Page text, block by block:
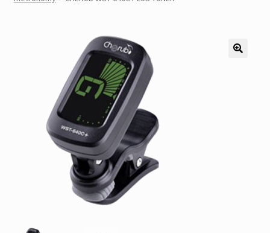
Pozostałe